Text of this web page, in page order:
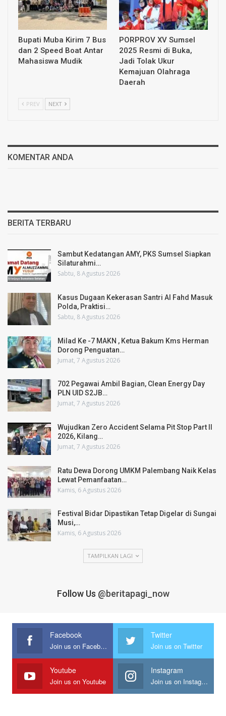
Bupati Muba Kirim 7 Bus
dan 2 Speed Boat Antar
Mahasiswa Mudik
PORPROV XV Sumsel
2025 Resmi di Buka,
Jadi Tolak Ukur
Kemajuan Olahraga
Daerah
PREV NEXT
KOMENTAR ANDA
BERITA TERBARU
Sambut Kedatangan AMY, PKS Sumsel Siapkan
Silaturahmi…
Sabtu, 8 Agustus 2026
Kasus Dugaan Kekerasan Santri Al Fahd Masuk
Polda, Praktisi…
Sabtu, 8 Agustus 2026
Milad Ke -7 MAKN , Ketua Bakum Kms Herman
Dorong Penguatan…
Jumat, 7 Agustus 2026
702 Pegawai Ambil Bagian, Clean Energy Day
PLN UID S2JB…
Jumat, 7 Agustus 2026
Wujudkan Zero Accident Selama Pit Stop Part II
2026, Kilang…
Jumat, 7 Agustus 2026
Ratu Dewa Dorong UMKM Palembang Naik Kelas
Lewat Pemanfaatan…
Kamis, 6 Agustus 2026
Festival Bidar Dipastikan Tetap Digelar di Sungai
Musi,…
Kamis, 6 Agustus 2026
TAMPILKAN LAGI
Follow Us @beritapagi_now
Facebook
Join us on Facebook
Twitter
Join us on Twitter
Youtube
Join us on Youtube
Instagram
Join us on Instagram